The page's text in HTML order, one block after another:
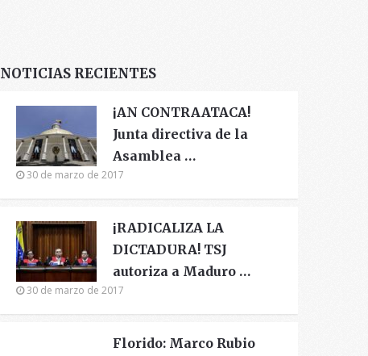
NOTICIAS RECIENTES
¡AN CONTRAATACA!
Junta directiva de la
Asamblea …
30 de marzo de 2017
¡RADICALIZA LA
DICTADURA! TSJ
autoriza a Maduro …
30 de marzo de 2017
Florido: Marco Rubio